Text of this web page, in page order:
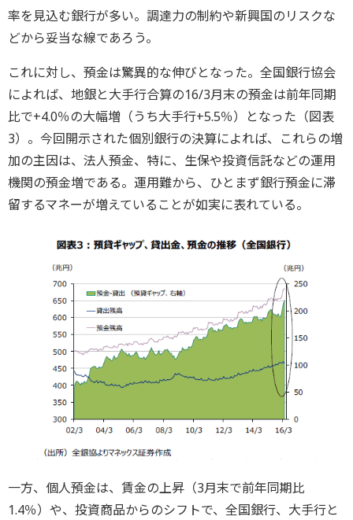
率を見込む銀行が多い。調達力の制約や新興国のリスクな
どから妥当な線であろう。
これに対し、預金は驚異的な伸びとなった。全国銀行協会
によれば、地銀と大手行合算の16/3月末の預金は前年同期
比で+4.0％の大幅増（うち大手行+5.5％）となった（図表
3）。今回開示された個別銀行の決算によれば、これらの増
加の主因は、法人預金、特に、生保や投資信託などの運用
機関の預金増である。運用難から、ひとまず銀行預金に滞
留するマネーが増えていることが如実に表れている。
一方、個人預金は、賃金の上昇（3月末で前年同期比
1.4％）や、投資商品からのシフトで、全国銀行、大手行と